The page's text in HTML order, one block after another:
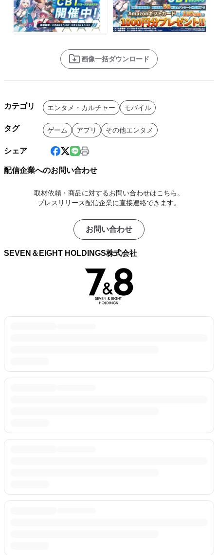
画像一括ダウンロード
カテゴリ エンタメ・カルチャー モバイル
タグ ゲーム アプリ その他エンタメ
シェア
配信企業へのお問い合わせ
取材依頼・商品に対するお問い合わせはこちら。
プレスリリース配信企業に直接連絡できます。
お問い合わせ
SEVEN＆EIGHT HOLDINGS株式会社